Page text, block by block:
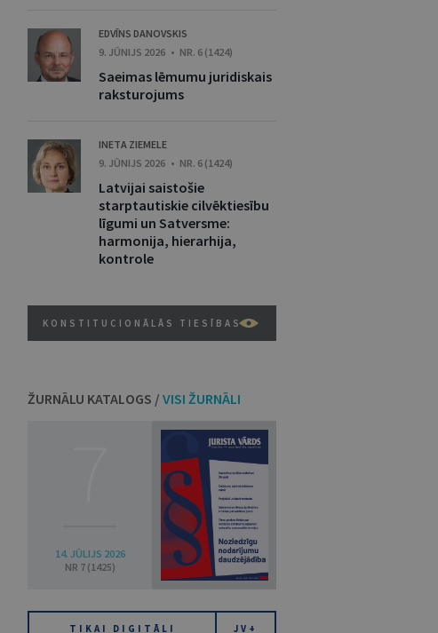
EDVĪNS DANOVSKIS
9. JŪNIJS 2026 • NR. 6 (1424)
Saeimas lēmumu juridiskais
raksturojums
INETA ZIEMELE
9. JŪNIJS 2026 • NR. 6 (1424)
Latvijai saistošie
starptautiskie cilvēktiesību
līgumi un Satversme:
harmonija, hierarhija,
kontrole
KONSTITUCIONĀLĀS TIESĪBAS
ŽURNĀLU KATALOGS / VISI ŽURNĀLI
14. JŪLIJS 2026
NR 7 (1425)
TIKAI DIGITĀLI JV+